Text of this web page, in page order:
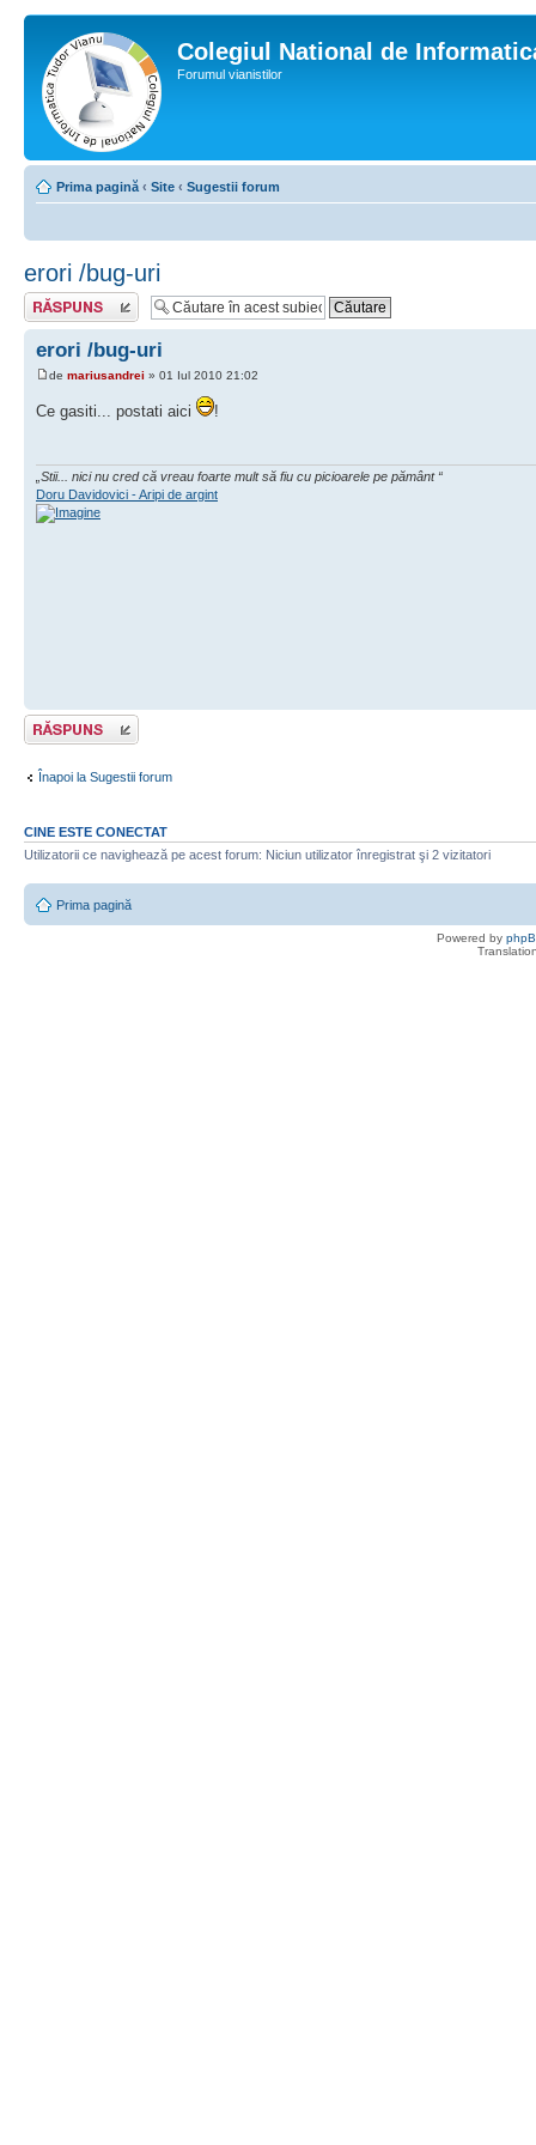
Colegiul National de
Forumul vianistilor
Prima pagină ‹ Site ‹ Sugestii forum
erori /bug-uri
Scrie un răspuns
erori /bug-uri
de mariusandrei » 01 Iul 2010 21:02
Ce gasiti... postati aici !
„Stii... nici nu cred că vreau foarte mult să fiu cu picioarele pe pământ “
Doru Davidovici - Aripi de argint
Scrie un răspuns
Înapoi la Sugestii forum
CINE ESTE CONECTAT
Utilizatorii ce navighează pe acest forum: Niciun utilizator înregistrat şi 2 vizitatori
Prima pagină
Powered by